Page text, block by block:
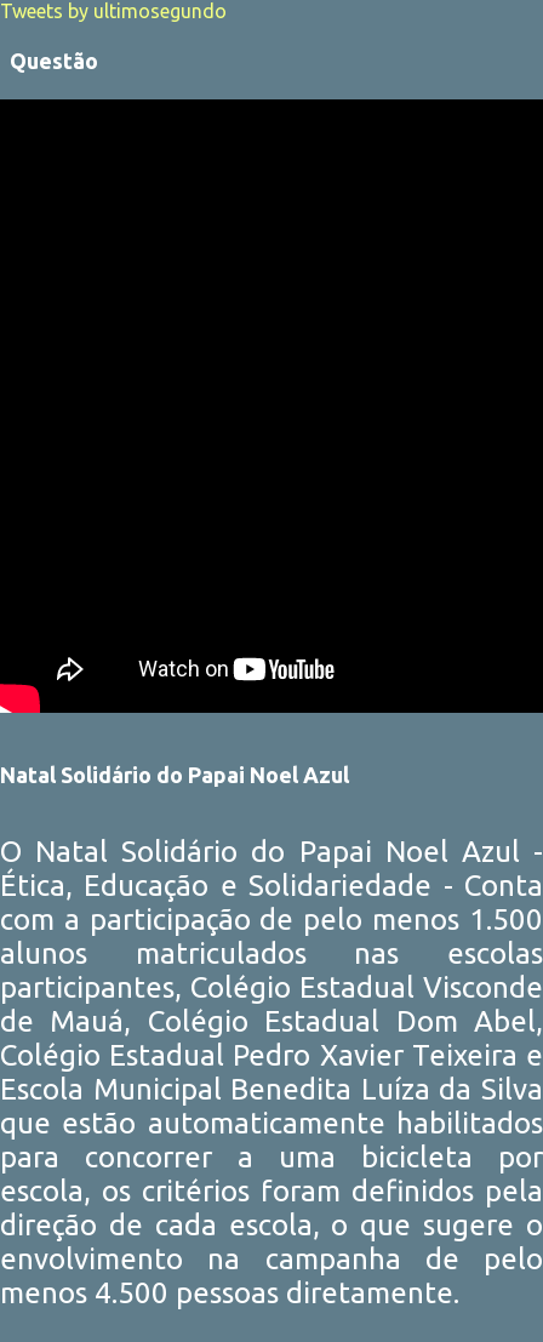
Tweets by ultimosegundo
Questão
Natal Solidário do Papai Noel Azul
O Natal Solidário do Papai Noel Azul -
Ética, Educação e Solidariedade - Conta
com a participação de pelo menos 1.500
alunos matriculados nas escolas
participantes, Colégio Estadual Visconde
de Mauá, Colégio Estadual Dom Abel,
Colégio Estadual Pedro Xavier Teixeira e
Escola Municipal Benedita Luíza da Silva
que estão automaticamente habilitados
para concorrer a uma bicicleta por
escola, os critérios foram definidos pela
direção de cada escola, o que sugere o
envolvimento na campanha de pelo
menos 4.500 pessoas diretamente.